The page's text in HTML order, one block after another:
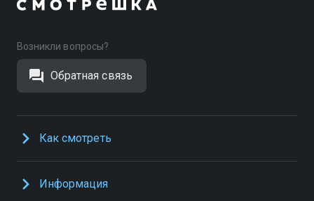
Возникли вопросы?
Обратная связь
Как смотреть
Информация